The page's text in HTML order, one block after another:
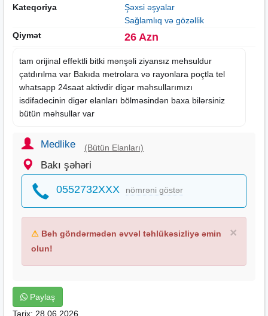
Kateqoriya
Şəxsi əşyalar
Sağlamlıq və gözəllik
Qiymət
26 Azn
tam orijinal effektli bitki mənşəli ziyansız mehsuldur
çatdırılma var Bakıda metrolara və rayonlara poçtla tel
whatsapp 24saat aktivdir digər məhsullarımızı
isdifadecinin digər elanları bölməsindən baxa bilərsiniz
bütün məhsullar var
Medlike (Bütün Elanları)
Bakı şəhəri
0552732XXX nömrəni göstər
×
⚠ Beh göndərmədən əvvəl təhlükəsizliyə əmin
olun!
Paylaş
Tarix: 28.06.2026